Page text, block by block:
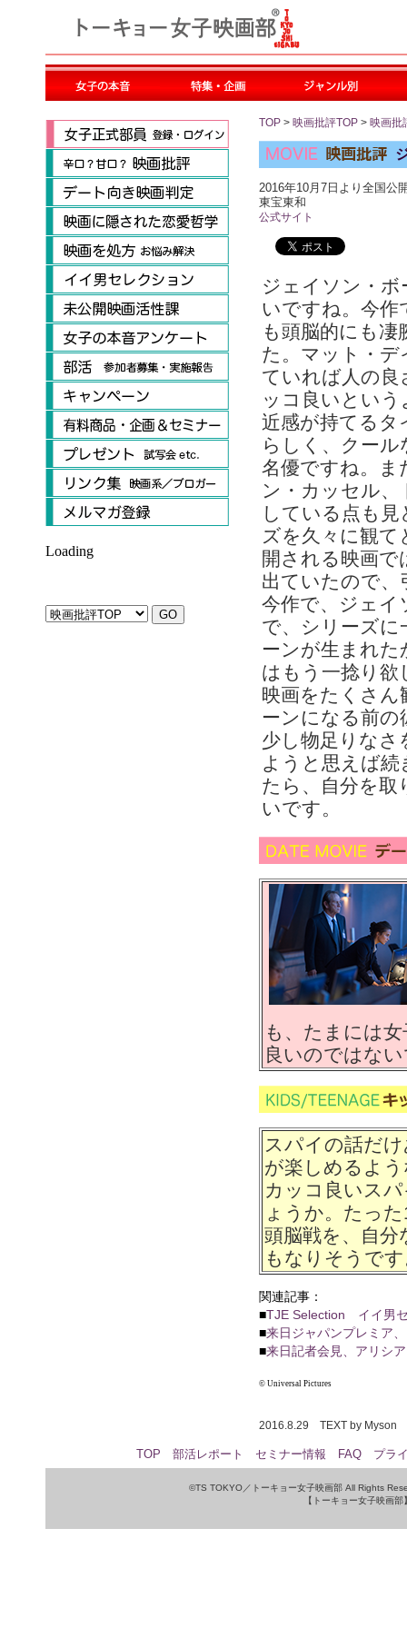
Loading
TOP > 映画批評TOP > 映画批
2016年10月7日より全国公
東宝東和
公式サイト
ジェイソン・ボ
いですね。今作
も頭脳的にも
た。マット・デ
ていれば人の良
ッコ良いとい
近感が持てるタ
らしく、クー
名優ですね。ま
ン・カッセル
している点も
ズを久々に観
開される映画
出ていたので
今作で、ジェイ
で、シリーズに
ーンが生まれ
はもう一捻り
映画をたくさ
ーンになる前
少し物足りな
ようと思えば
たら、自分を取
いです。
も、たまには
良いのではな
スパイの話だ
が楽しめるよ
カッコ良いス
ょうか。たっ
頭脳戦を、自
もなりそうで
関連記事：
■TJE Selection イイ男
■来日ジャパンプレミア
■来日記者会見、アリシ
© Universal Pictures
2016.8.29 TEXT by Myson
TOP 部活レポート セミナー情報 FAQ プラ
©TS TOKYO／トーキョー女子映画部 All Rights
【トーキョー女子映画